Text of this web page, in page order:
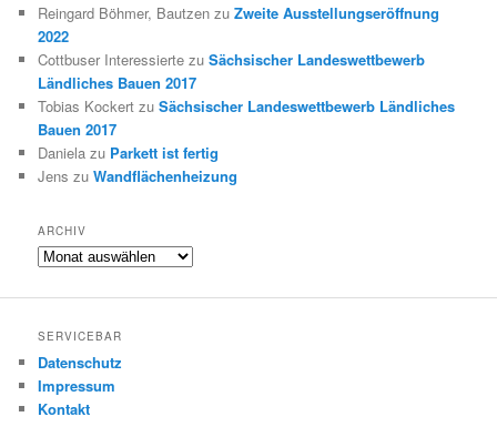
Reingard Böhmer, Bautzen zuZweite Ausstellungseröffnung
2022
Cottbuser Interessierte zuSächsischer Landeswettbewerb
Ländliches Bauen 2017
Tobias Kockert zuSächsischer Landeswettbewerb Ländliches
Bauen 2017
Daniela zu Parkett ist fertig
Jens zuWandflächenheizung
ARCHIV
Archiv
SERVICEBAR
Datenschutz
Impressum
Kontakt